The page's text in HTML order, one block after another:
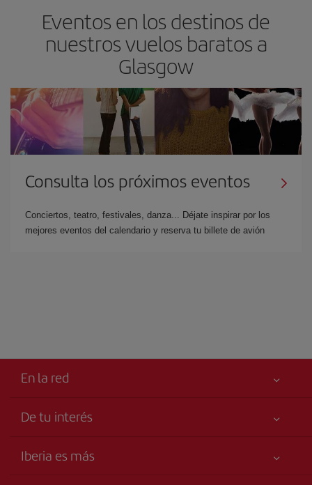
Eventos en los destinos de
nuestros vuelos baratos a
Glasgow
Consulta los próximos eventos
Conciertos, teatro, festivales, danza... Déjate inspirar por los
mejores eventos del calendario y reserva tu billete de avión
En la red
De tu interés
Accesibilidad
Iberia es más